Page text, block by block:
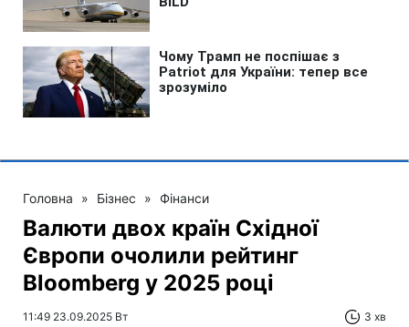
Головна » Бізнес » Фінанси
Валюти двох країн Східної
Європи очолили рейтинг
Bloomberg у 2025 році
11:49 23.09.2025 Вт 3 хв